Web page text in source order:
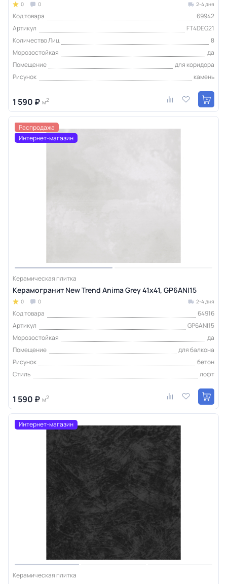
0 0 2-4 дня
Код товара
69942
Артикул
FT4DEG21
Количество Лиц
8
Морозостойкая
да
Помещение
для коридора
Рисунок
камень
1 590 ₽ м2
Распродажа
Интернет-магазин
Керамическая плитка
Керамогранит New Trend Anima Grey 41х41, GP6ANI15
0 0 2-4 дня
Код товара
64916
Артикул
GP6ANI15
Морозостойкая
да
Помещение
для балкона
Рисунок
бетон
Стиль
лофт
1 590 ₽ м2
Интернет-магазин
Керамическая плитка